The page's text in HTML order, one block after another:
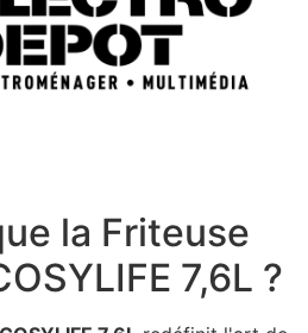
la Friteuse
7,6L ?